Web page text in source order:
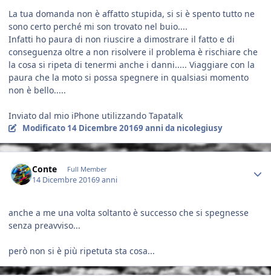
La tua domanda non è affatto stupida, si si è spento tutto ne
sono certo perché mi son trovato nel buio....
Infatti ho paura di non riuscire a dimostrare il fatto e di
conseguenza oltre a non risolvere il problema è rischiare che
la cosa si ripeta di tenermi anche i danni..... Viaggiare con la
paura che la moto si possa spegnere in qualsiasi momento
non è bello.....
Inviato dal mio iPhone utilizzando Tapatalk
Modificato 14 Dicembre 20169 anni da nicolegiusy
Conte Full Member
14 Dicembre 20169 anni
anche a me una volta soltanto è successo che si spegnesse
senza preavviso...
però non si è più ripetuta sta cosa...